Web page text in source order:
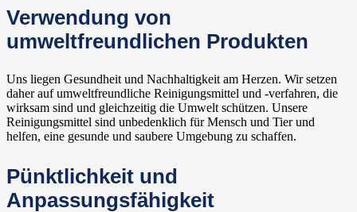
Verwendung von
umweltfreundlichen Produkten
Uns liegen Gesundheit und Nachhaltigkeit am Herzen. Wir setzen
daher auf umweltfreundliche Reinigungsmittel und -verfahren, die
wirksam sind und gleichzeitig die Umwelt schützen. Unsere
Reinigungsmittel sind unbedenklich für Mensch und Tier und
helfen, eine gesunde und saubere Umgebung zu schaffen.
Pünktlichkeit und
Anpassungsfähigkeit